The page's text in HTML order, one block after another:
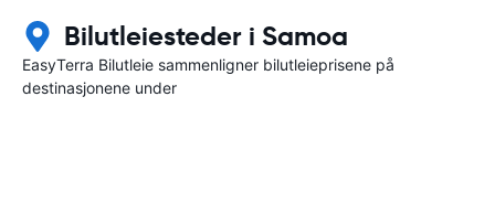
Bilutleiesteder i Samoa
EasyTerra Bilutleie sammenligner bilutleieprisene på
destinasjonene under